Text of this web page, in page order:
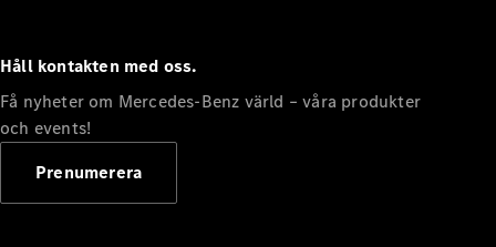
Håll kontakten med oss.
Få nyheter om Mercedes-Benz värld – våra produkter
och events!
Prenumerera